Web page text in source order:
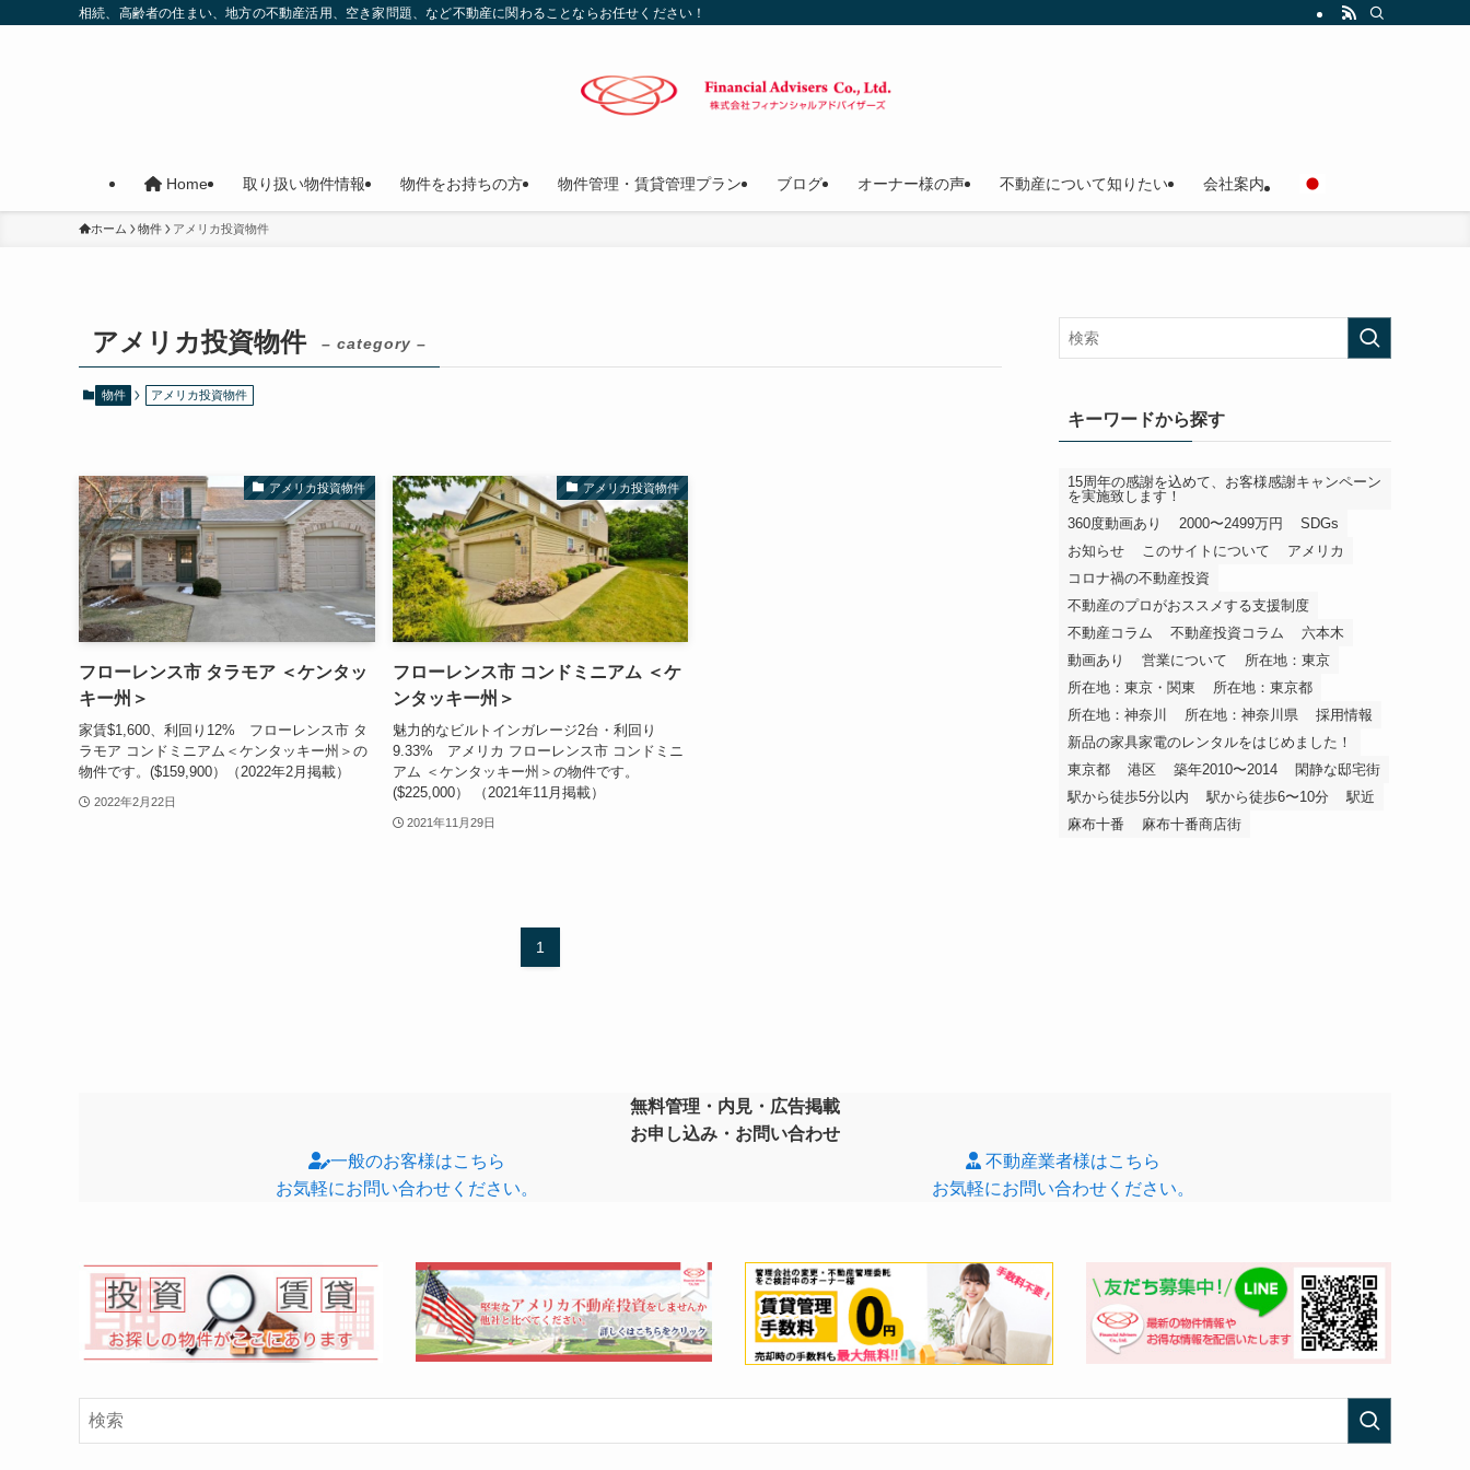
相続、高齢者の住まい、地方の不動産活用、空き家問題、など不動産に関わることならお任せください！
Home 取り扱い物件情報 物件をお持ちの方 物件管理・賃貸管理プラン ブログ オーナー様の声 不動産について知りたい 会社案内
ホーム 物件 アメリカ投資物件
アメリカ投資物件 – category –
物件 アメリカ投資物件
アメリカ投資物件
フローレンス市 タラモア ＜ケンタッ
キー州＞
家賃$1,600、利回り12% フローレンス市 タ
ラモア コンドミニアム＜ケンタッキー州＞の
物件です。($159,900）（2022年2月掲載）
2022年2月22日
アメリカ投資物件
フローレンス市 コンドミニアム ＜ケ
ンタッキー州＞
魅力的なビルトインガレージ2台・利回り
9.33% アメリカ フローレンス市 コンドミニ
アム ＜ケンタッキー州＞の物件です。
($225,000） （2021年11月掲載）
2021年11月29日
1
キーワードから探す
15周年の感謝を込めて、お客様感謝キャンペーン
を実施致します！
360度動画あり
2000〜2499万円
SDGs
お知らせ
このサイトについて
アメリカ
コロナ禍の不動産投資
不動産のプロがおススメする支援制度
不動産コラム
不動産投資コラム
六本木
動画あり
営業について
所在地：東京
所在地：東京・関東
所在地：東京都
所在地：神奈川
所在地：神奈川県
採用情報
新品の家具家電のレンタルをはじめました！
東京都
港区 築年2010〜2014
閑静な邸宅街
駅から徒歩5分以内
駅から徒歩6〜10分
駅近
麻布十番
麻布十番商店街
無料管理・内見・広告掲載
お申し込み・お問い合わせ
一般のお客様はこちら
お気軽にお問い合わせください。
不動産業者様はこちら
お気軽にお問い合わせください。